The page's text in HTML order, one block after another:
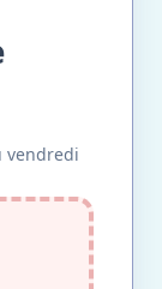
vendredi